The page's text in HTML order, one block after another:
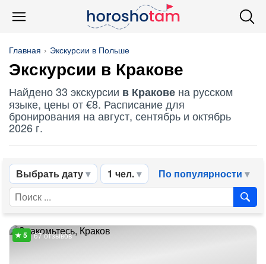
Главная Экскурсии в Польше
Экскурсии в Кракове
Найдено 33 экскурсии в Кракове на русском
языке, цены от €8. Расписание для
бронирования на август, сентябрь и октябрь
2026 г.
Выбрать дату 1 чел. По популярности
67 отзывов